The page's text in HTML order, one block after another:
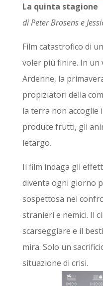
La quinta stagione
diPeter Brosens e
Film catastrofico di
voler più finire. In un
Ardenne, la
propiziatori della
la terra non accoglie
produce frutti, gli
letargo.
Il film indaga gli
diventa ogni giorno
sospettosa nei
stranieri e nemici. Il
scarseggiare e il
mira. Solo un
situazione di crisi.